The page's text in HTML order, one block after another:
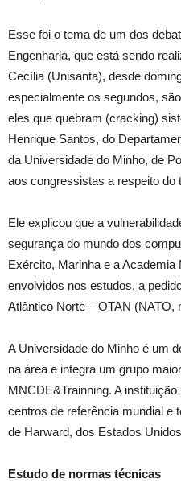
Esse foi o tema de um dos
Engenharia, que está sendo
Cecília (Unisanta), desde
especialmente os segundos,
eles que quebram (cracking)
Henrique Santos, do
da Universidade do Minho, de
aos congressistas a respeito do
Ele explicou que a
segurança do mundo dos
Exército, Marinha e a Academia
envolvidos nos estudos, a
Atlântico Norte – OTAN (NATO,
A Universidade do Minho é um
na área e integra um grupo
MNCDE&Trainning. A
centros de referência mundial e
de Harward, dos Estados
Estudo de normas técnicas